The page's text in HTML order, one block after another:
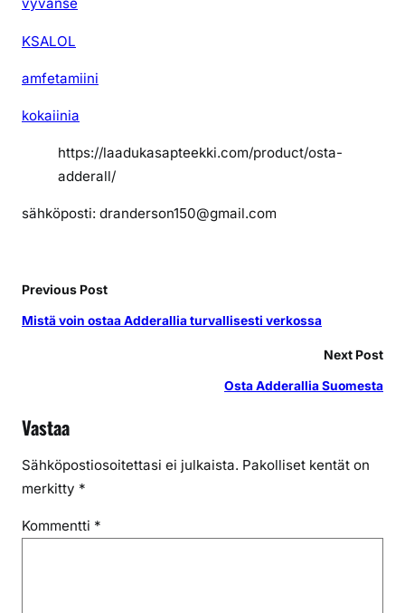
vyvanse
KSALOL
amfetamiini
kokaiinia
https://laadukasapteekki.com/product/osta-
adderall/
sähköposti: dranderson150@gmail.com
Previous Post
Mistä voin ostaa Adderallia turvallisesti verkossa
Next Post
Osta Adderallia Suomesta
Vastaa
Sähköpostiosoitettasi ei julkaista. Pakolliset kentät on
merkitty *
Kommentti *